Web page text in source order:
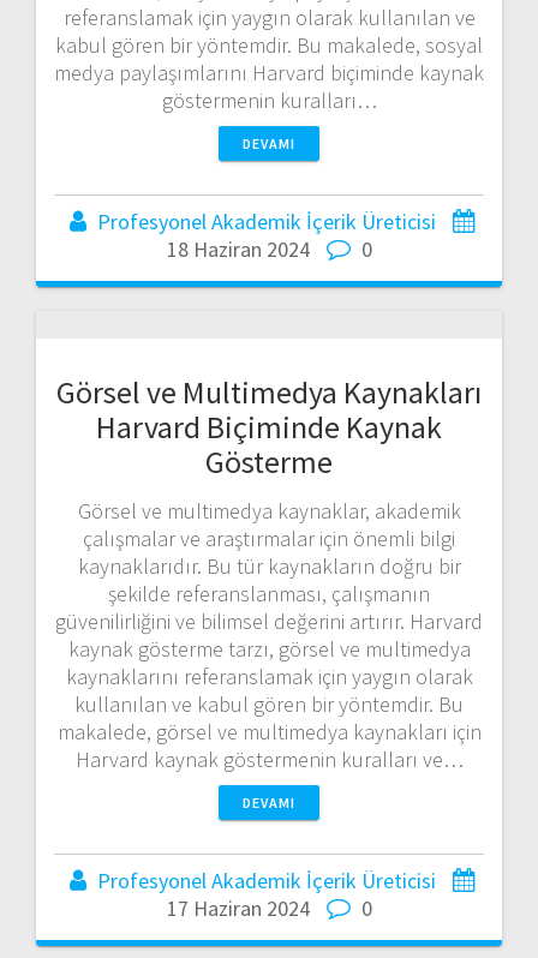
referanslamak için yaygın olarak kullanılan ve
kabul gören bir yöntemdir. Bu makalede, sosyal
medya paylaşımlarını Harvard biçiminde kaynak
göstermenin kuralları…
DEVAMI
Profesyonel Akademik İçerik Üreticisi
18 Haziran 2024
0
Görsel ve Multimedya Kaynakları
Harvard Biçiminde Kaynak
Gösterme
Görsel ve multimedya kaynaklar, akademik
çalışmalar ve araştırmalar için önemli bilgi
kaynaklarıdır. Bu tür kaynakların doğru bir
şekilde referanslanması, çalışmanın
güvenilirliğini ve bilimsel değerini artırır. Harvard
kaynak gösterme tarzı, görsel ve multimedya
kaynaklarını referanslamak için yaygın olarak
kullanılan ve kabul gören bir yöntemdir. Bu
makalede, görsel ve multimedya kaynakları için
Harvard kaynak göstermenin kuralları ve…
DEVAMI
Profesyonel Akademik İçerik Üreticisi
17 Haziran 2024
0